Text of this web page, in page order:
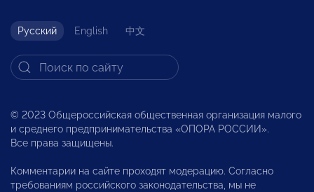
Русский English 中文
© 2023 Общероссийская общественная организация малого
и среднего предпринимательства «ОПОРА РОССИИ».
Все права защищены.
Комментарии на сайте проходят модерацию. Согласно
требованиям российского законодательства, мы не